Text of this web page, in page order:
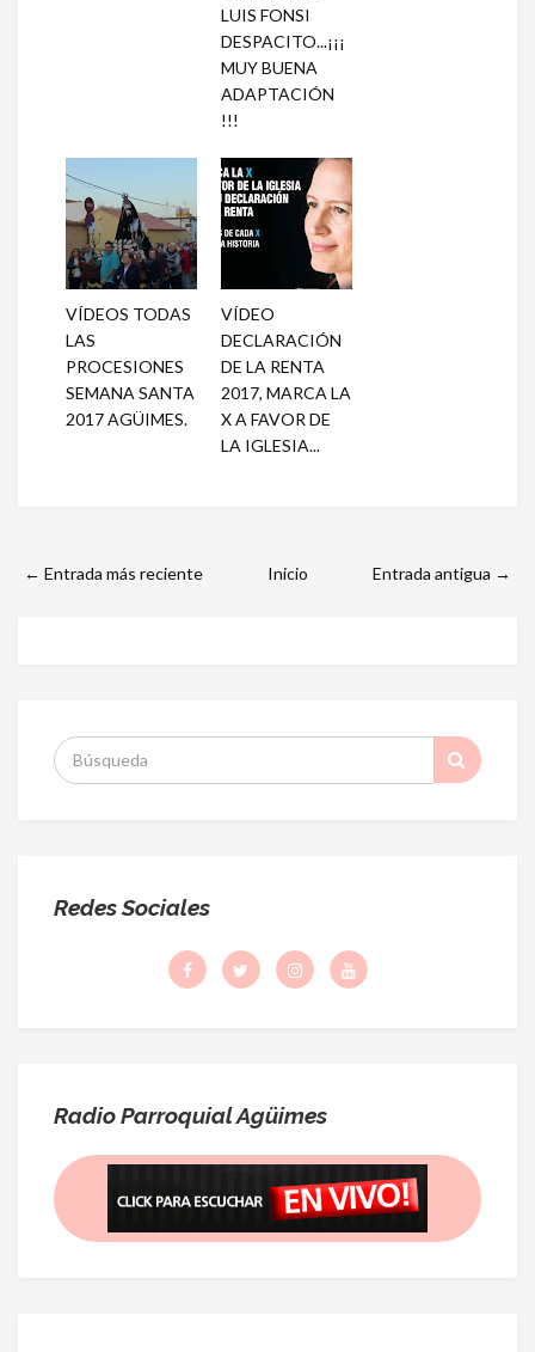
LUIS FONSI
DESPACITO...¡¡¡
MUY BUENA
ADAPTACIÓN
!!!
VÍDEOS TODAS
LAS
PROCESIONES
SEMANA SANTA
2017 AGÜIMES.
VÍDEO
DECLARACIÓN
DE LA RENTA
2017, MARCA LA
X A FAVOR DE
LA IGLESIA...
← Entrada más reciente Entrada antigua →
Inicio
S
:
Redes Sociales
Radio Parroquial Agüimes